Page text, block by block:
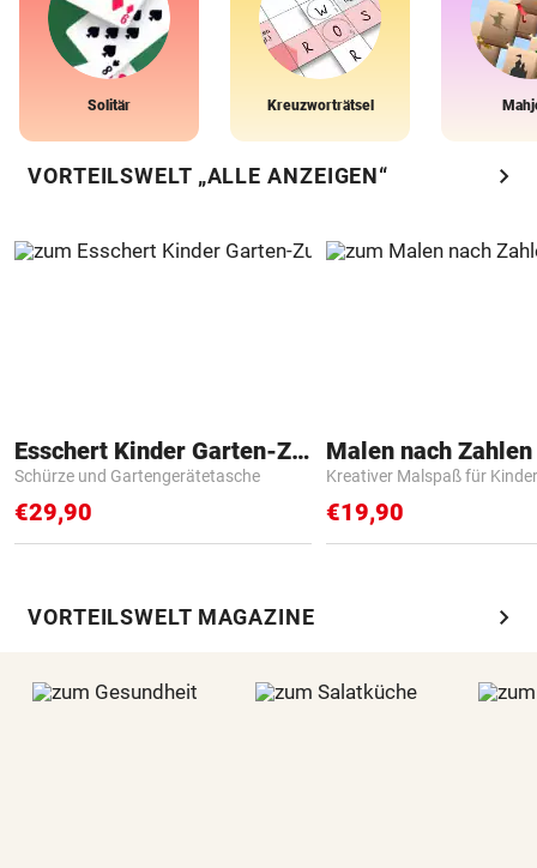
Solitär Kreuzworträtsel
VORTEILSWELT „ALLE ANZEIGEN“ chevron_right
Esschert Kinder Garten-Zubehör
Schürze und Gartengerätetasche
€29,90
Kreativer Malspaß für Kinder
€19,90
VORTEILSWELT MAGAZINE chevron_right